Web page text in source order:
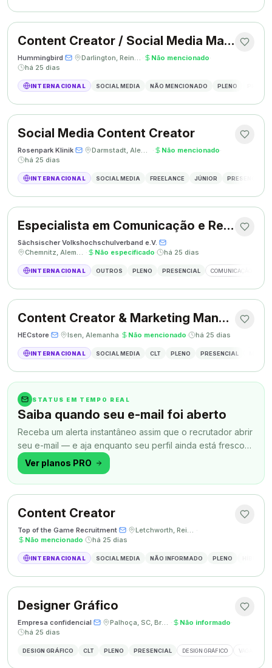
Content Creator / Social Media Manager
Hummingbird· · Darlington, Reino Unido · Não mencionado·
há 25 dias
INTERNACIONAL SOCIAL MEDIA NÃO MENCIONADO PLENO
Social Media Content Creator
Rosenpark Klinik· · Darmstadt, Alemanha · Não mencionado·
há 25 dias
INTERNACIONAL SOCIAL MEDIA FREELANCE JÚNIOR PRESENCIAL
Especialista em Comunicação e Relações Públicas
Sächsischer Volkshochschulverband e.V.·
·
Chemnitz, Alemanha · Não especificado· há 25 dias
INTERNACIONAL OUTROS PLENO PRESENCIAL COMUNICAÇÃO
Content Creator & Marketing Manager
HECstore· · Isen, Alemanha· Não mencionado· há 25 dias
INTERNACIONAL SOCIAL MEDIA CLT PLENO PRESENCIAL
STATUS EM TEMPO REAL
Saiba quando seu e-mail foi aberto
Receba um alerta instantâneo assim que o recrutador abrir
seu e-mail — e aja enquanto seu perfil ainda está fresco
na memória.
Ver planos PRO
Content Creator
Top of the Game Recruitment· · Letchworth, Reino Unido ·
Não mencionado· há 25 dias
INTERNACIONAL SOCIAL MEDIA NÃO INFORMADO PLENO
Designer Gráfico
Empresa confidencial· · Palhoça, SC, Brasil · Não informado·
há 25 dias
DESIGN GRÁFICO CLT PLENO PRESENCIAL DESIGN GRÁFICO VAGA